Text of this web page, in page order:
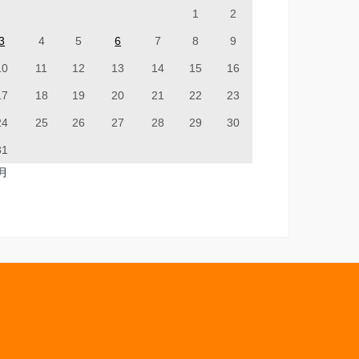
1 2
4 5 6 7 8 9
11 12 13 14 15 16
18 19 20 21 22 23
25 26 27 28 29 30